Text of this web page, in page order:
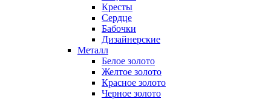
Кресты
Сердце
Бабочки
Дизайнерские
Металл
Белое золото
Желтое золото
Красное золото
Черное золото